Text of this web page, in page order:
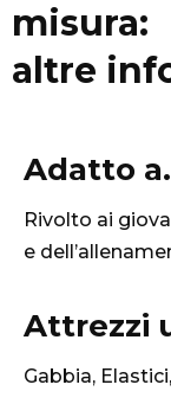
misura:
altre
Adatto
Rivolto ai
e
Attrezzi
Gabbia,